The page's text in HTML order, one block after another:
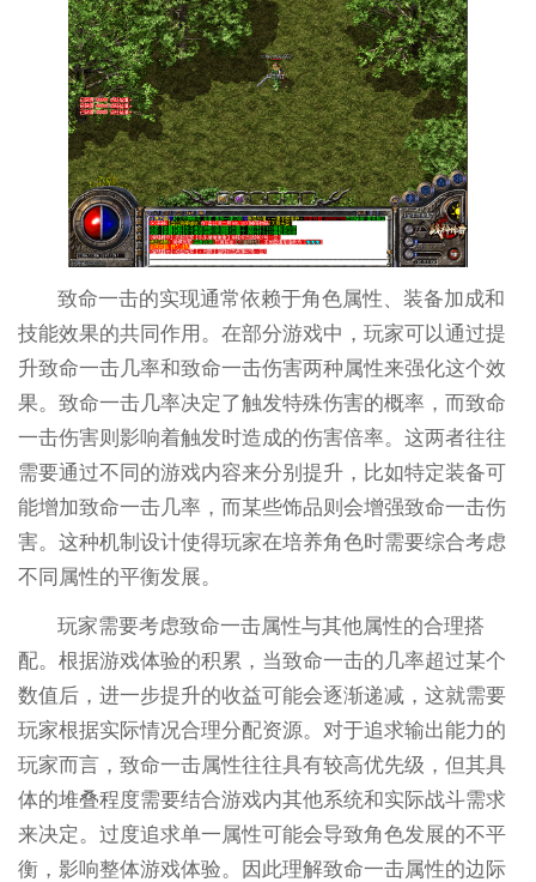
致命一击的实现通常依赖于角色属性、装备加成和
技能效果的共同作用。在部分游戏中，玩家可以通过提
升致命一击几率和致命一击伤害两种属性来强化这个效
果。致命一击几率决定了触发特殊伤害的概率，而致命
一击伤害则影响着触发时造成的伤害倍率。这两者往往
需要通过不同的游戏内容来分别提升，比如特定装备可
能增加致命一击几率，而某些饰品则会增强致命一击伤
害。这种机制设计使得玩家在培养角色时需要综合考虑
不同属性的平衡发展。
玩家需要考虑致命一击属性与其他属性的合理搭
配。根据游戏体验的积累，当致命一击的几率超过某个
数值后，进一步提升的收益可能会逐渐递减，这就需要
玩家根据实际情况合理分配资源。对于追求输出能力的
玩家而言，致命一击属性往往具有较高优先级，但其具
体的堆叠程度需要结合游戏内其他系统和实际战斗需求
来决定。过度追求单一属性可能会导致角色发展的不平
衡，影响整体游戏体验。因此理解致命一击属性的边际